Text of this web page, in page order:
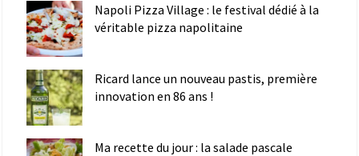
Napoli Pizza Village : le festival dédié à la
véritable pizza napolitaine
Ricard lance un nouveau pastis, première
innovation en 86 ans !
Ma recette du jour : la salade pascale